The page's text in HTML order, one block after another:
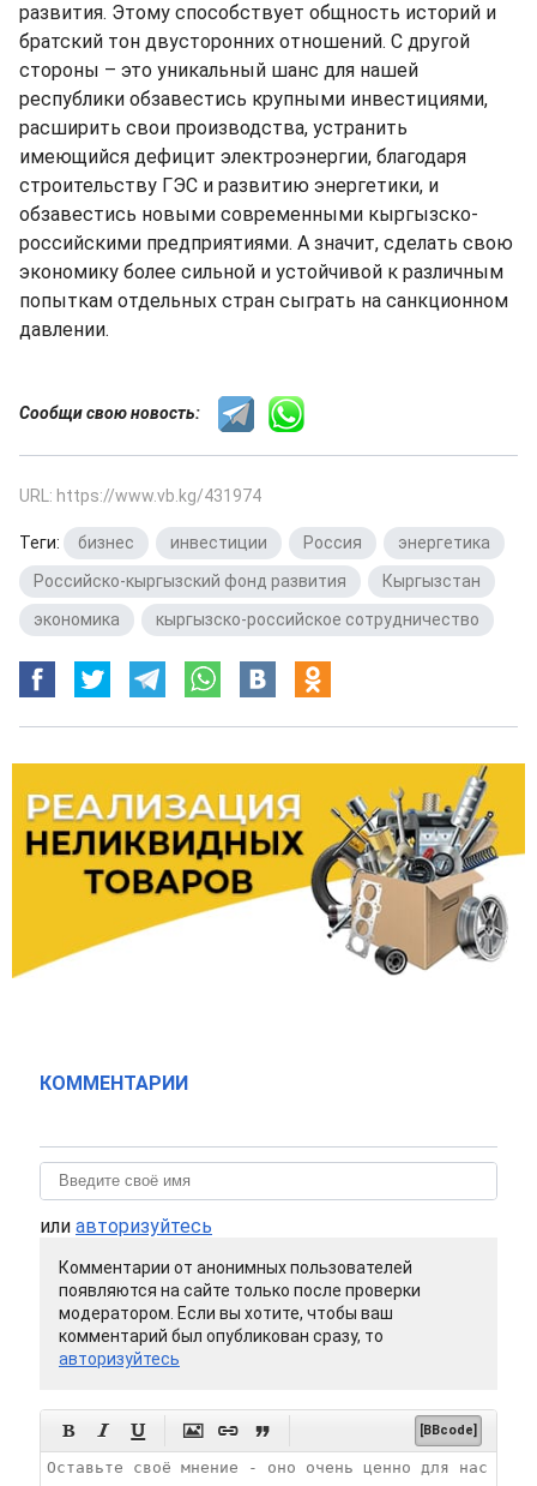
развития. Этому способствует общность историй и
братский тон двусторонних отношений. С другой
стороны – это уникальный шанс для нашей
республики обзавестись крупными инвестициями,
расширить свои производства, устранить
имеющийся дефицит электроэнергии, благодаря
строительству ГЭС и развитию энергетики, и
обзавестись новыми современными кыргызско-
российскими предприятиями. А значит, сделать свою
экономику более сильной и устойчивой к различным
попыткам отдельных стран сыграть на санкционном
давлении.
Сообщи свою новость:
URL: https://www.vb.kg/431974
Теги: бизнес инвестиции Россия энергетика
Российско-кыргызский фонд развития
Кыргызстан
экономика
кыргызско-российское сотрудничество
КОММЕНТАРИИ
или авторизуйтесь
Комментарии от анонимных пользователей
появляются на сайте только после проверки
модератором. Если вы хотите, чтобы ваш
комментарий был опубликован сразу, то
авторизуйтесь
      [BBcode]